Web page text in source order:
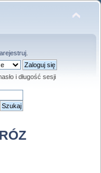
.
i długość sesji